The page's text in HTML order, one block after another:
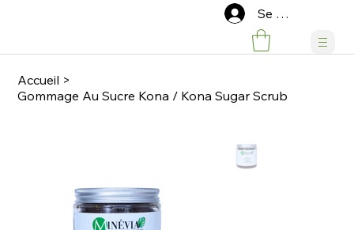
Se connecter
Accueil >
Gommage Au Sucre Kona / Kona Sugar Scrub